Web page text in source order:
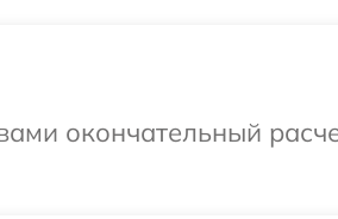
окончательный